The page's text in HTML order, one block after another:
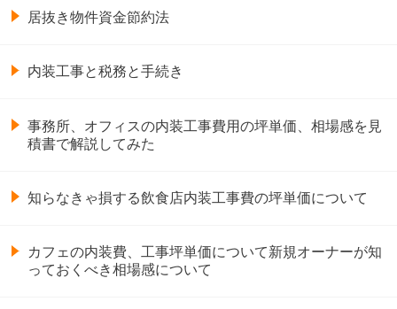
居抜き物件資金節約法
内装工事と税務と手続き
事務所、オフィスの内装工事費用の坪単価、相場感を見
積書で解説してみた
知らなきゃ損する飲食店内装工事費の坪単価について
カフェの内装費、工事坪単価について新規オーナーが知
っておくべき相場感について